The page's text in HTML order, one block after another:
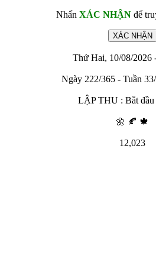
Nhấn XÁC NHẬNđể
Thứ Hai, 10/08/2026
Ngày 222/365 - Tuần
LẬP THU : Bắt đầu
🌼 🍂 🍁
12,023